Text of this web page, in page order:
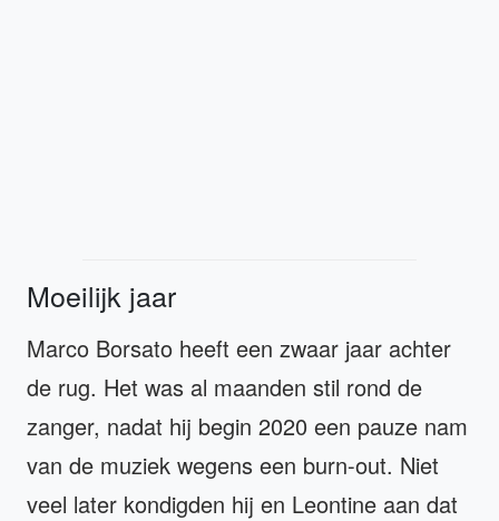
Moeilijk jaar
Marco Borsato heeft een zwaar jaar achter
de rug. Het was al maanden stil rond de
zanger, nadat hij begin 2020 een pauze nam
van de muziek wegens een burn-out. Niet
veel later kondigden hij en Leontine aan dat